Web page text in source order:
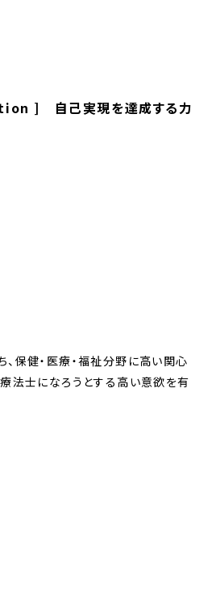
] 自己実現を達成する力
保健・医療・福祉分野に高い関心
法士になろうとする高い意欲を有